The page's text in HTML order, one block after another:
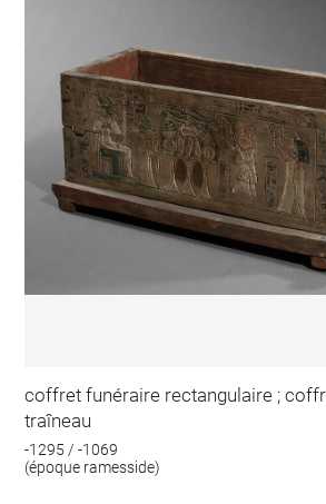
coffret funéraire rectangulaire ;
traîneau
-1295 / -1069
(époque ramesside)